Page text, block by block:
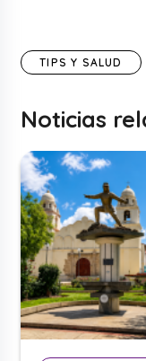
TIPS Y SALUD
Noticias